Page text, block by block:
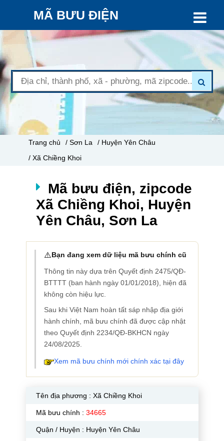
MÃ BƯU ĐIỆN
Trang chủ / Sơn La
/ Huyện Yên Châu
/ Xã Chiềng Khoi
Mã bưu điện, zipcode
Xã Chiềng Khoi, Huyện
Yên Châu, Sơn La
⚠️Bạn đang xem dữ liệu mã bưu chính cũ
Thông tin này dựa trên Quyết định 2475/QĐ-
BTTTT (ban hành ngày 01/01/2018), hiện đã
không còn hiệu lực.
Sau khi Việt Nam hoàn tất sáp nhập địa giới
hành chính, mã bưu chính đã được cập nhật
theo Quyết định 2234/QĐ-BKHCN ngày
24/08/2025.
Xem mã bưu chính mới chính xác tại đây
Tên địa phương : Xã Chiềng Khoi
Mã bưu chính : 34665
Quận / Huyện : Huyện Yên Châu